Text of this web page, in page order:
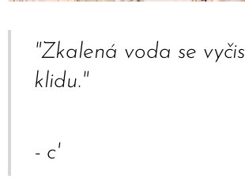
"Zkalená voda se
klidu."
- c'